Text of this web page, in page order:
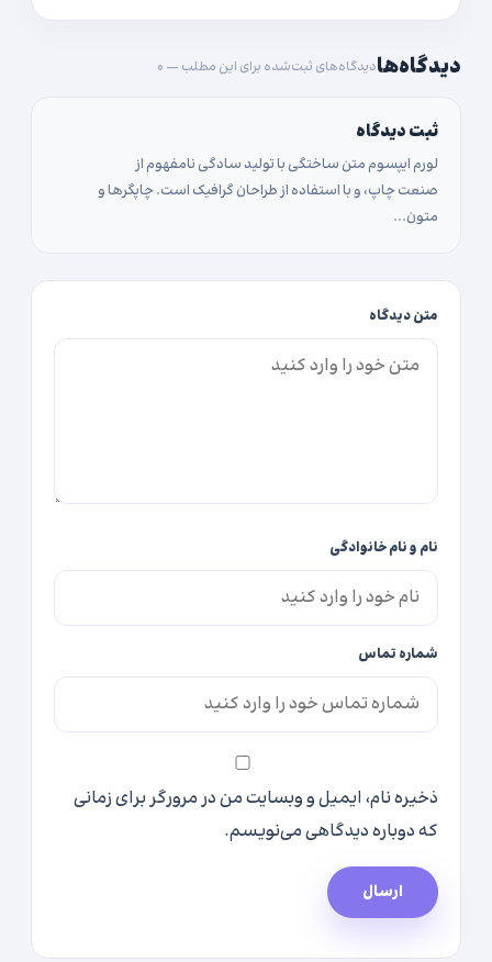
دیدگاه‌هادیدگاه‌های ثبت‌شده برای این مطلب — ۰
ثبت دیدگاه
لورم ایپسوم متن ساختگی با تولید سادگی نامفهوم از
صنعت چاپ، و با استفاده از طراحان گرافیک است. چاپگرها و
متون...
متن دیدگاه
نام و نام خانوادگی
شماره تماس
ذخیره نام، ایمیل و وبسایت من در مرورگر برای زمانی
که دوباره دیدگاهی می‌نویسم.
ارسال